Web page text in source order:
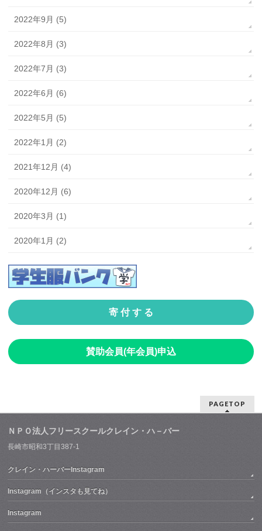
2022年9月 (5)
2022年8月 (3)
2022年7月 (3)
2022年6月 (6)
2022年5月 (5)
2022年1月 (2)
2021年12月 (4)
2020年12月 (6)
2020年3月 (1)
2020年1月 (2)
寄 付 す る
賛助会員(年会員)申込
PAGETOP
ＮＰＯ法人フリースクールクレイン・ハ－バー
長崎市昭和3丁目387-1
クレイン・ハーバーInstagram
Instagram（インスタも見てね）
Instagram